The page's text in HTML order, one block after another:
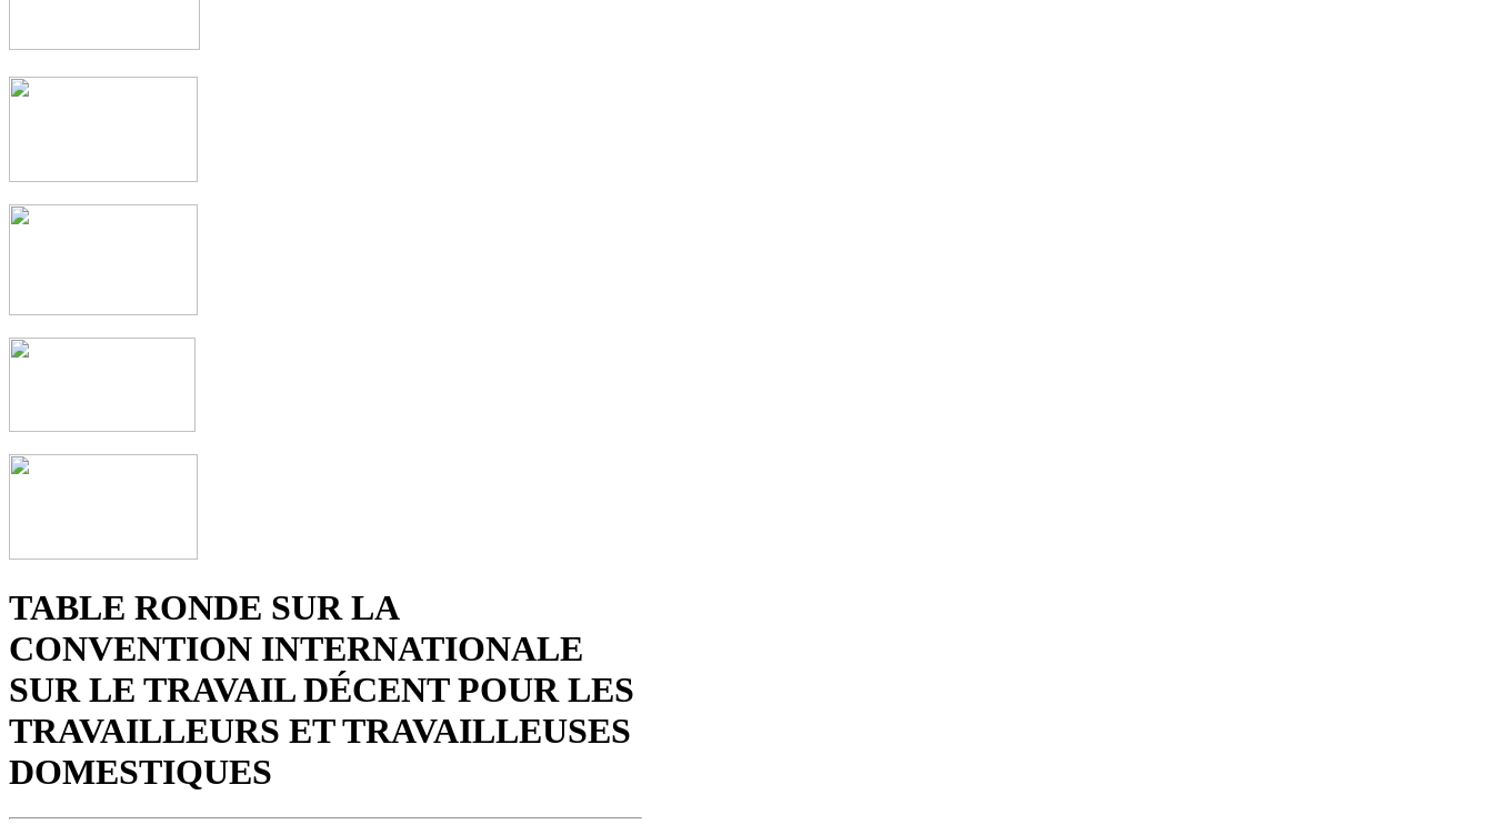
TABLE RONDE SUR LA
CONVENTION INTERNATIONALE
SUR LE TRAVAIL DÉCENT POUR LES
TRAVAILLEURS ET TRAVAILLEUSES
DOMESTIQUES